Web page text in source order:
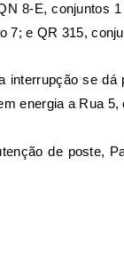
8-E, conjuntos
7; e QR 315,
interrupção se
energia a Rua
de poste,